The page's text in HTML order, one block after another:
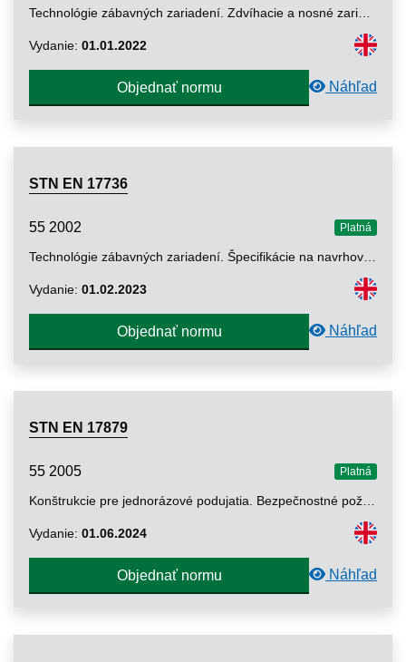
Vydanie: 01.01.2022
Objednať normu Náhľad
STN EN 17736
55 2002 Platná
Vydanie: 01.02.2023
Objednať normu Náhľad
STN EN 17879
55 2005 Platná
Vydanie: 01.06.2024
Objednať normu Náhľad